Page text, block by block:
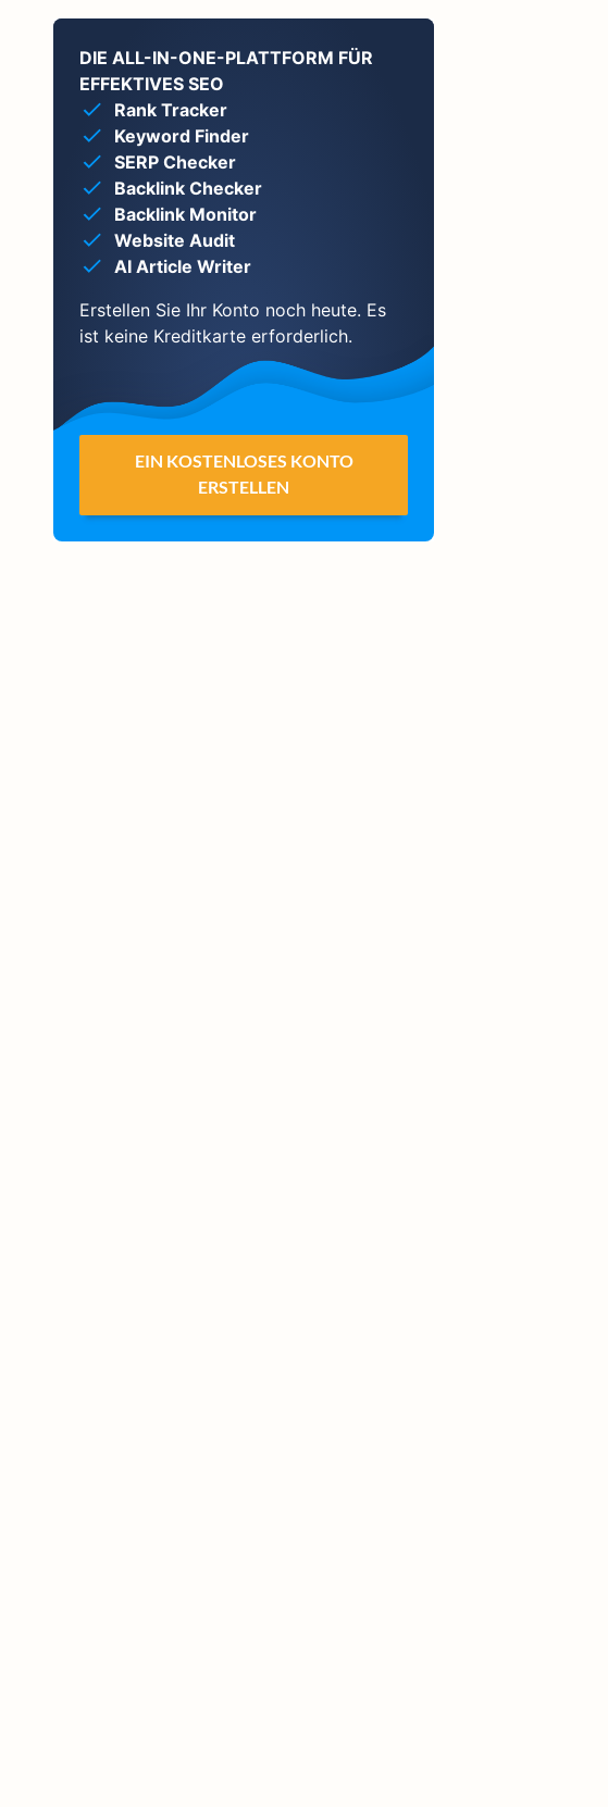
DIE ALL-IN-ONE-PLATTFORM FÜR
EFFEKTIVES SEO
Rank Tracker
Keyword Finder
SERP Checker
Backlink Checker
Backlink Monitor
Website Audit
AI Article Writer
Erstellen Sie Ihr Konto noch heute. Es
ist keine Kreditkarte erforderlich.
EIN KOSTENLOSES KONTO
ERSTELLEN